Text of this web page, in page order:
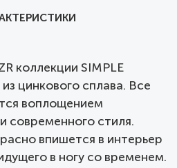
коллекции SIMPLE
цинкового сплава. Все
воплощением
современного стиля.
впишется в интерьер
в ногу со временем.